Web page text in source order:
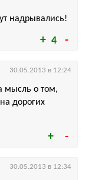
4
надрывались!
мысль о том,
дорогих
30.05.2013 в 12:24
30.05.2013 в 12:34